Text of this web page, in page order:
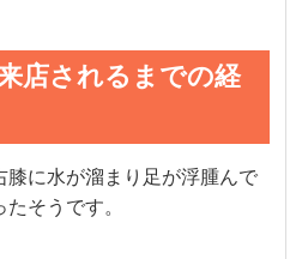
店されるまでの経
膝に水が溜まり足が浮腫んで
そうです。